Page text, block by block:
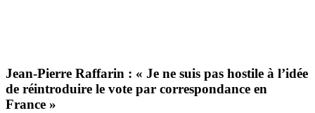
Jean-Pierre Raffarin : « Je ne suis pas hostile à l’idée
de réintroduire le vote par correspondance en
France »